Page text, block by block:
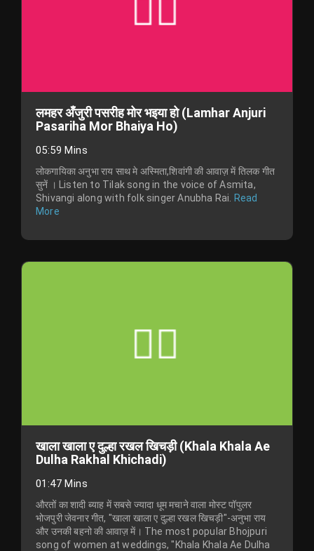
लमहर अँजुरी पसरीह मोर भइया हो (Lamhar Anjuri
Pasariha Mor Bhaiya Ho)
05:59 Mins
लोकगायिका अनुभा राय साथ मे अस्मिता,शिवांगी की आवाज़ में तिलक गीत
सुनें । Listen to Tilak song in the voice of Asmita,
Shivangi along with folk singer Anubha Rai.
Read
More
खाला खाला ए दुल्हा रखल खिचड़ी (Khala Khala Ae
Dulha Rakhal Khichadi)
01:47 Mins
औरतों का शादी ब्याह में सबसे ज्यादा धूम मचाने वाला मोस्ट पॉपुलर
भोजपुरी जेवनार गीत, "खाला खाला ए दुल्हा रखल खिचड़ी"-अनुभा राय
और उनकी बहनो की आवाज़ में। The most popular Bhojpuri
song of women at weddings, "Khala Khala Ae Dulha